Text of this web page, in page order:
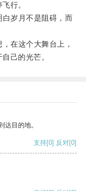
行。
岁月不是阻碍，而
在这个大舞台上，
己的光芒。
达目的地。
支持[0] 反对[0]